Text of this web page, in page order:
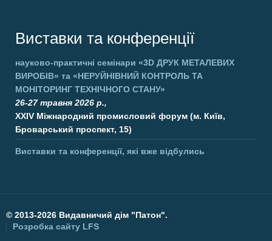
Виставки та конференції
науково-практичні семінари «3D ДРУК МЕТАЛЕВИХ
ВИРОБІВ» та «НЕРУЙНІВНИЙ КОНТРОЛЬ ТА
МОНІТОРИНГ ТЕХНІЧНОГО СТАНУ»
26-27 травня 2026 р.,
XXIV Міжнародний промисловий форум (м. Київ,
Броварський проспект, 15)
Виставки та конференції, які вже відбулись
© 2013-2026 Видавничий дім "Патон".
Розробка сайту LFS